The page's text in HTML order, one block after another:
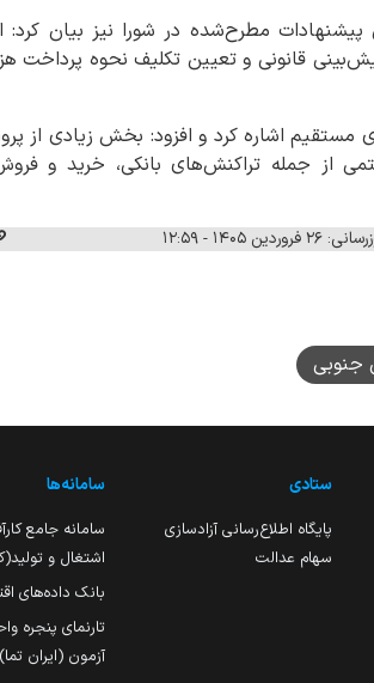
پیشنهادات مطرح‌شده در شورا نیز بیان کرد:
قانونی و تعیین تکلیف نحوه پرداخت
تبصره ماده ۱۰۰ قانون مالیات‌های مستقیم اشاره کرد و افزود: بخش
از جمله تراکنش‌های بانکی، خرید و
۱۴۰۵ - ۱۲:۵۹
جنوبی
ستادی
پایگاه اطلاع‌رسانی آزادسازی
سهام عدالت
سامانه‌ها
سامانه جامع
اشتغال و
بانک داده‌های
تارنمای پنجره
آزمون (ایران تما)